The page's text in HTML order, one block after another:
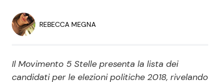
Economia
Persone Scomparse
Politica Reality e Talent
REBECCA MEGNA
Il Movimento 5 Stelle presenta la lista dei
candidati per le elezioni politiche 2018, rivelando